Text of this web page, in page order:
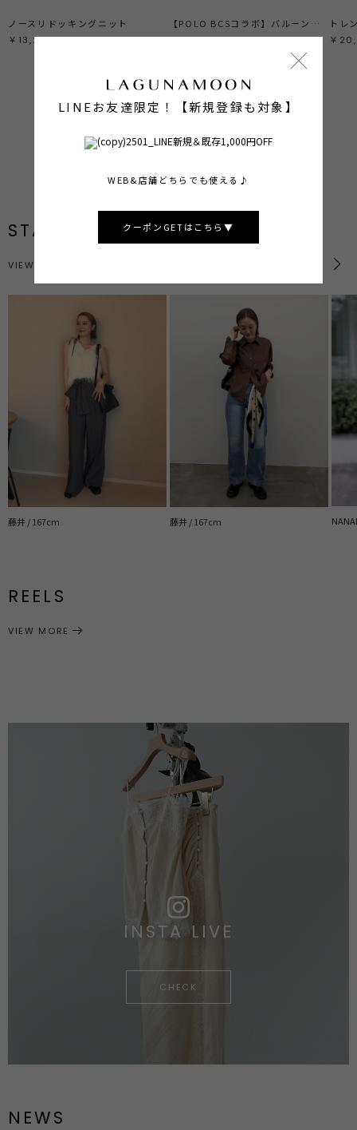
ノースリドッキングニット
￥13,200
【POLO BCSコラボ】バルーンシャツ
￥16,940
トレ
￥
ALL ITEMS
PRE ORDER
BEST SELLER
SHOP NOW
STAFF STYLING
VIEW MORE
藤井 / 167cm 藤井 / 167cm
REELS
VIEW MORE
INSTA LIVE
CHECK
NEWS
LINEお友達限定！【新規登録も対象】
WEB&店舗どちらでも使える♪
クーポンGETはこちら▼